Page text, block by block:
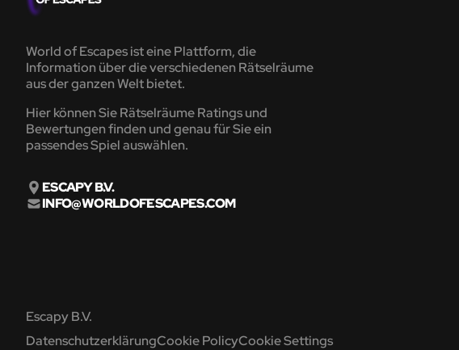
World of Escapes ist eine Plattform, die
Information über die verschiedenen Rätselräume
aus der ganzen Welt bietet.
Hier können Sie Rätselräume Ratings und
Bewertungen finden und genau für Sie ein
passendes Spiel auswählen.
ESCAPY B.V.
INFO@WORLDOFESCAPES.COM
Escapy B.V.
DatenschutzerklärungCookie PolicyCookie Settings